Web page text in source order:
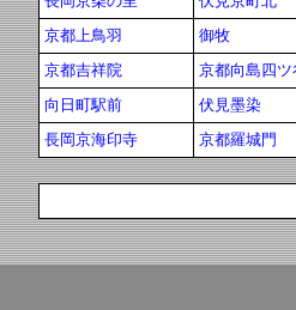
京都上鳥羽
御牧
京都吉祥院
京都向島四ツ
向日町駅前
伏見墨染
長岡京海印寺
京都羅城門